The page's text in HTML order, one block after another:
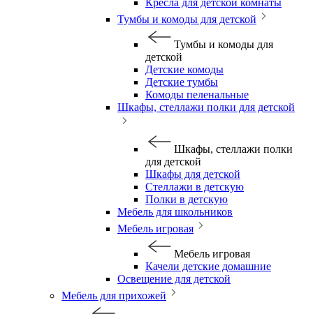
Кресла для детской комнаты
Тумбы и комоды для детской
Тумбы и комоды для
детской
Детские комоды
Детские тумбы
Комоды пеленальные
Шкафы, стеллажи полки для детской
Шкафы, стеллажи полки
для детской
Шкафы для детской
Стеллажи в детскую
Полки в детскую
Мебель для школьников
Мебель игровая
Мебель игровая
Качели детские домашние
Освещение для детской
Мебель для прихожей